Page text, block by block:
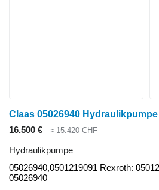
16.500 € ≈ 15.420 CHF
Hydraulikpumpe
05026940,0501219091 Rexroth:
05026940